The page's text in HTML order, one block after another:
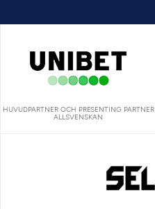
HUVUDPARTNER OCH PRESENTING PARTNER
ALLSVENSKAN